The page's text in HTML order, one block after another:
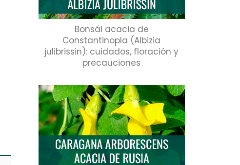
Bonsái acacia de
Constantinopla (Albizia
julibrissin): cuidados, floración y
precauciones